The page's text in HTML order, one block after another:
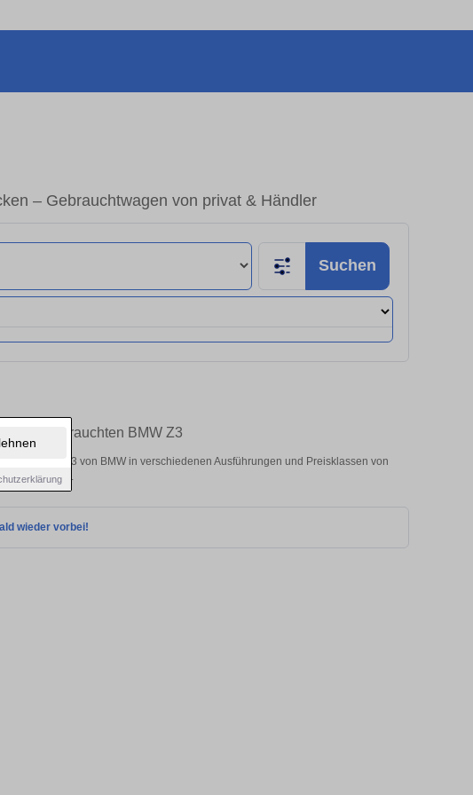
– Gebrauchtwagen von privat & Händler
Suchen
Ihren gebrauchten BMW Z3
Z3 von BMW in verschiedenen Ausführungen und Preisklassen von
vom Händler.
wieder vorbei!